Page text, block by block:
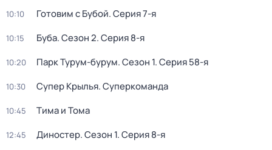
10:10 Готовим с Бубой. Серия 7-я
10:15 Буба. Сезон 2. Серия 8-я
10:20 Парк Турум-бурум. Сезон 1. Серия 58-я
10:30 Супер Крылья. Суперкоманда
10:45 Тима и Тома
12:45 Диностер. Сезон 1. Серия 8-я